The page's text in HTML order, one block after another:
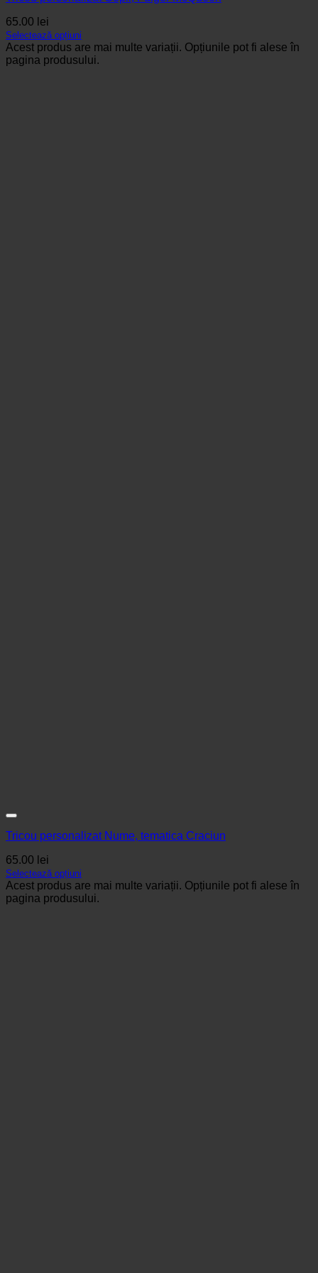
65.00 lei
Selectează opțiuni
Acest produs are mai multe variații. Opțiunile pot fi alese în
pagina produsului.
Tricou personalizat Nume, tematica Craciun
65.00 lei
Selectează opțiuni
Acest produs are mai multe variații. Opțiunile pot fi alese în
pagina produsului.